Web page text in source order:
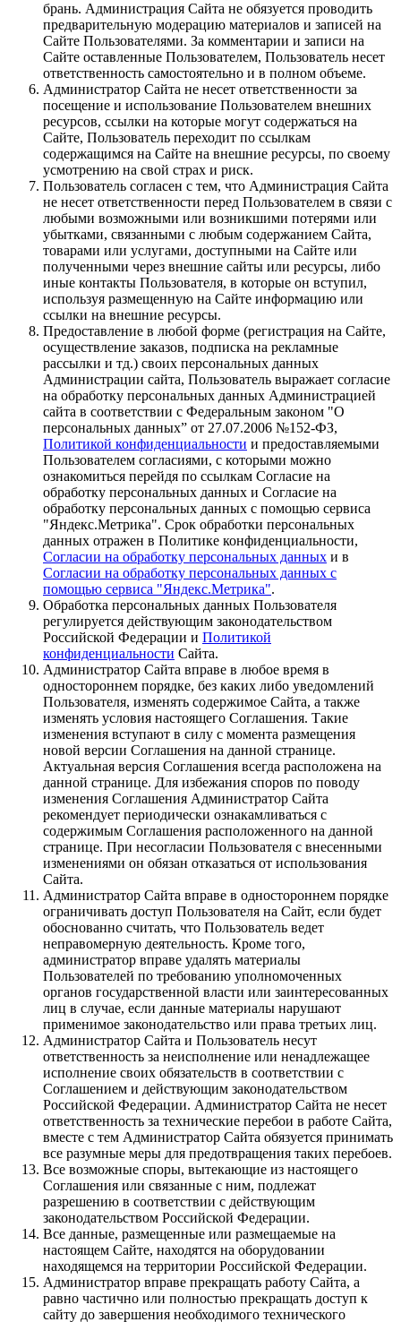
брань. Администрация Сайта не обязуется проводить
предварительную модерацию материалов и записей на
Сайте Пользователями. За комментарии и записи на
Сайте оставленные Пользователем, Пользователь несет
ответственность самостоятельно и в полном объеме.
Администратор Сайта не несет ответственности за
посещение и использование Пользователем внешних
ресурсов, ссылки на которые могут содержаться на
Сайте, Пользователь переходит по ссылкам
содержащимся на Сайте на внешние ресурсы, по своему
усмотрению на свой страх и риск.
Пользователь согласен с тем, что Администрация Сайта
не несет ответственности перед Пользователем в связи с
любыми возможными или возникшими потерями или
убытками, связанными с любым содержанием Сайта,
товарами или услугами, доступными на Сайте или
полученными через внешние сайты или ресурсы, либо
иные контакты Пользователя, в которые он вступил,
используя размещенную на Сайте информацию или
ссылки на внешние ресурсы.
Предоставление в любой форме (регистрация на Сайте,
осуществление заказов, подписка на рекламные
рассылки и тд.) своих персональных данных
Администрации сайта, Пользователь выражает согласие
на обработку персональных данных Администрацией
сайта в соответствии с Федеральным законом "О
персональных данных” от 27.07.2006 №152-ФЗ,
Политикой конфиденциальности и предоставляемыми
Пользователем согласиями, с которыми можно
ознакомиться перейдя по ссылкам Согласие на
обработку персональных данных и Согласие на
обработку персональных данных с помощью сервиса
"Яндекс.Метрика". Срок обработки персональных
данных отражен в Политике конфиденциальности,
Согласии на обработку персональных данных и в
Согласии на обработку персональных данных с
помощью сервиса "Яндекс.Метрика".
Обработка персональных данных Пользователя
регулируется действующим законодательством
Российской Федерации и Политикой
конфиденциальности Сайта.
Администратор Сайта вправе в любое время в
одностороннем порядке, без каких либо уведомлений
Пользователя, изменять содержимое Сайта, а также
изменять условия настоящего Соглашения. Такие
изменения вступают в силу с момента размещения
новой версии Соглашения на данной странице.
Актуальная версия Соглашения всегда расположена на
данной странице. Для избежания споров по поводу
изменения Соглашения Администратор Сайта
рекомендует периодически ознакамливаться с
содержимым Соглашения расположенного на данной
странице. При несогласии Пользователя с внесенными
изменениями он обязан отказаться от использования
Сайта.
Администратор Сайта вправе в одностороннем порядке
ограничивать доступ Пользователя на Сайт, если будет
обоснованно считать, что Пользователь ведет
неправомерную деятельность. Кроме того,
администратор вправе удалять материалы
Пользователей по требованию уполномоченных
органов государственной власти или заинтересованных
лиц в случае, если данные материалы нарушают
применимое законодательство или права третьих лиц.
Администратор Сайта и Пользователь несут
ответственность за неисполнение или ненадлежащее
исполнение своих обязательств в соответствии с
Соглашением и действующим законодательством
Российской Федерации. Администратор Сайта не несет
ответственность за технические перебои в работе Сайта,
вместе с тем Администратор Сайта обязуется принимать
все разумные меры для предотвращения таких перебоев.
Все возможные споры, вытекающие из настоящего
Соглашения или связанные с ним, подлежат
разрешению в соответствии с действующим
законодательством Российской Федерации.
Все данные, размещенные или размещаемые на
настоящем Сайте, находятся на оборудовании
находящемся на территории Российской Федерации.
Администратор вправе прекращать работу Сайта, а
равно частично или полностью прекращать доступ к
сайту до завершения необходимого технического